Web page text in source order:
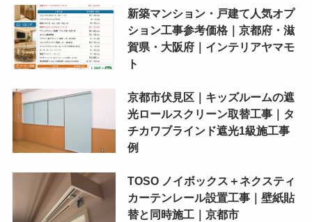
新築マンション・戸建て人気オプ
ション工事参考価格｜京都府・滋
賀県・大阪府｜インテリアヤマモ
ト
京都市伏見区｜キッズルームの遮
光ロールスクリーン取替工事｜タ
チカワブラインド遮光1級施工事
例
TOSO ノイボックス＋ネクスティ
カーテンレール設置工事｜壁紙貼
替と同時施工｜京都市